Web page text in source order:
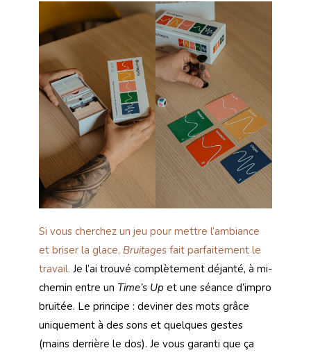
Si vous cherchez un jeu pour mettre l’ambiance
et briser la glace, Bruitages fait parfaitement le
travail. Je l’ai trouvé complètement déjanté, à mi-
chemin entre un Time’s Up et une séance d’impro
bruitée. Le principe : deviner des mots grâce
uniquement à des sons et quelques gestes
(mains derrière le dos). Je vous garanti que ça